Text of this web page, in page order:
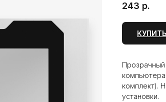
243 р.
КУПИТЬ
компьютера
комплект).
установки.